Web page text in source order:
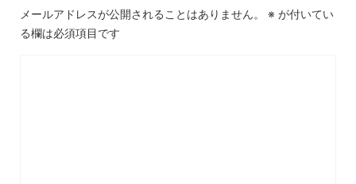
メールアドレスが公開されることはありません。 ※ が付いてい
る欄は必須項目です